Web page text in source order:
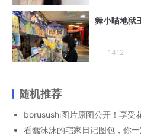
舞小喵地狱
1412
随机推荐
borusushi图片原图公开！享受
看蠢沫沫的宅家日记图包，你